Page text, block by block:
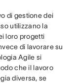
di gestione dei
utilizzano la
loro progetti
di lavorare su
Agile si
che il lavoro
diversa, se